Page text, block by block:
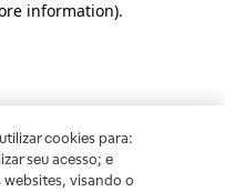
information).
cookies para:
seu acesso; e
visando o